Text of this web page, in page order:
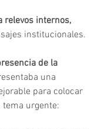
relevos internos,
institucionales.
de la
una
para colocar
urgente: